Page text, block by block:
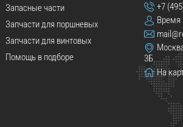
Запасные части
Запчасти для поршневых
Запчасти для винтовых
Помощь в подборе
+7
Время
3Б
На